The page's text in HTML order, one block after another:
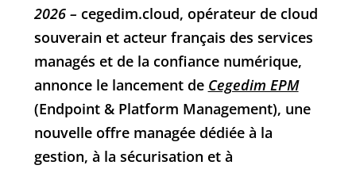
2026 – cegedim.cloud, opérateur de cloud
souverain et acteur français des services
managés et de la confiance numérique,
annonce le lancement de Cegedim EPM
(Endpoint & Platform Management), une
nouvelle offre managée dédiée à la
gestion, à la sécurisation et à